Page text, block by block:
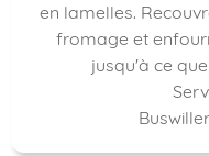
en lamelles.
fromage et
jusqu'à ce